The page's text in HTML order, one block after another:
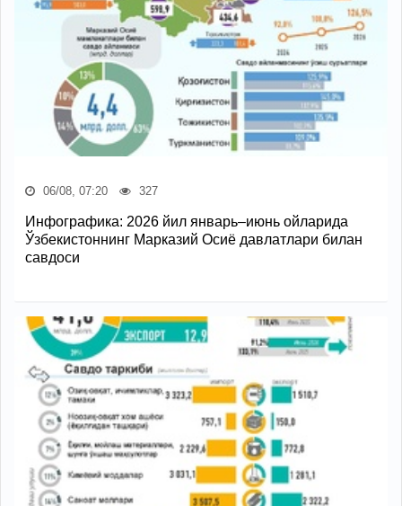
06/08, 07:20 327
Инфографика: 2026 йил январь–июнь ойларида
Ўзбекистоннинг Марказий Осиё давлатлари билан
савдоси